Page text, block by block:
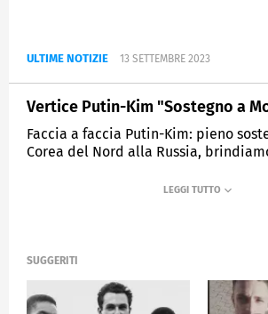
ULTIME NOTIZIE 13 SETTEMBRE 2023
Vertice Putin-Kim "Sostegno a
Faccia a faccia Putin-Kim: pieno
Corea del Nord alla Russia,
SUGGERITI